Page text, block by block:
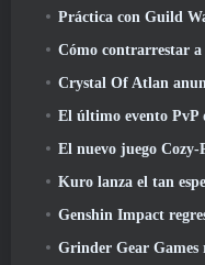
Práctica con Guild
Cómo contrarrestar a
Crystal Of Atlan anuncia
El último evento PvP de Rift ofrece a los
El nuevo juego Cozy-Pary,
Kuro lanza el tan esperado tráiler
Genshin Impact
Grinder Gear Games revela la mayor